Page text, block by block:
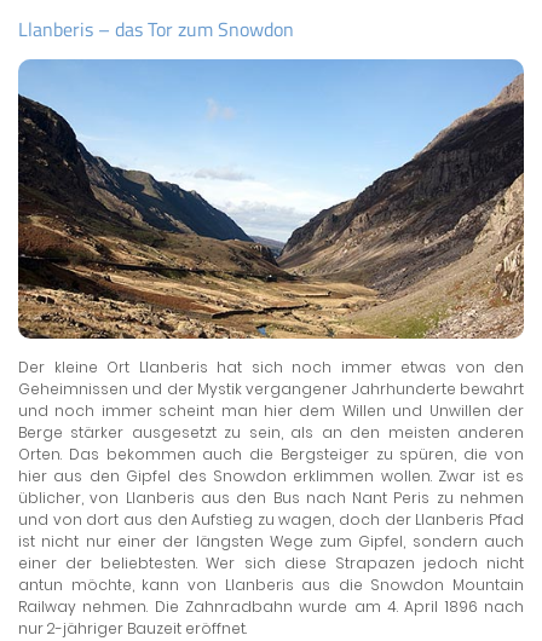
Llanberis – das Tor zum Snowdon
Der kleine Ort Llanberis hat sich noch immer etwas von den
Geheimnissen und der Mystik vergangener Jahrhunderte bewahrt
und noch immer scheint man hier dem Willen und Unwillen der
Berge stärker ausgesetzt zu sein, als an den meisten anderen
Orten. Das bekommen auch die Bergsteiger zu spüren, die von
hier aus den Gipfel des Snowdon erklimmen wollen. Zwar ist es
üblicher, von Llanberis aus den Bus nach Nant Peris zu nehmen
und von dort aus den Aufstieg zu wagen, doch der Llanberis Pfad
ist nicht nur einer der längsten Wege zum Gipfel, sondern auch
einer der beliebtesten. Wer sich diese Strapazen jedoch nicht
antun möchte, kann von Llanberis aus die Snowdon Mountain
Railway nehmen. Die Zahnradbahn wurde am 4. April 1896 nach
nur 2-jähriger Bauzeit eröffnet.